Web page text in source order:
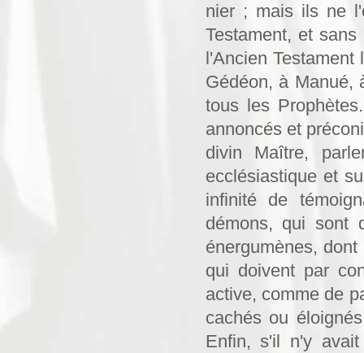
nier ; mais ils ne
Testament, et
l'Ancien
Gédéon, à Manué,
tous les
annoncés et
divin Maître,
ecclésiastique et
infinité de
démons, qui sont
énergumènes,
qui doivent par
active, comme de
cachés ou
Enfin, s'il n'y